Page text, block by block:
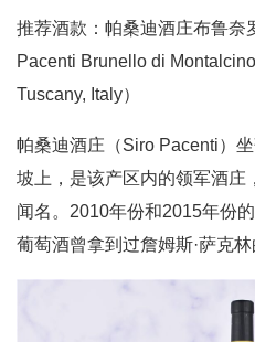
推荐酒款：帕桑迪酒庄布鲁奈
Pacenti Brunello di
Tuscany, Italy）
帕桑迪酒庄（Siro Pacenti）
坡上，是该产区内的领军酒庄
闻名。2010年份和2015年份
葡萄酒曾拿到过詹姆斯·萨克林